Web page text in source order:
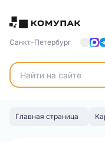
Санкт-Петербург
Главная страница